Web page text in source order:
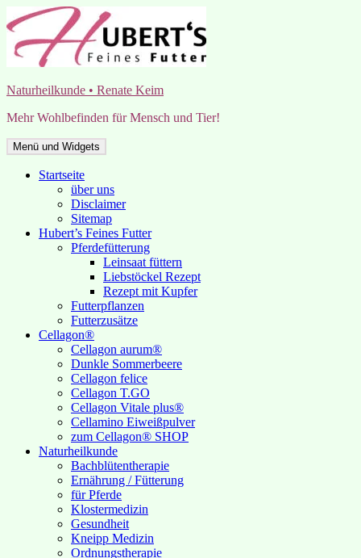
Zum
Inhalt
springen
Naturheilkunde • Renate Keim
Mehr Wohlbefinden für Mensch und Tier!
Menü und Widgets
Startseite
über uns
Disclaimer
Sitemap
Hubert’s Feines Futter
Pferdefütterung
Leinsaat füttern
Liebstöckel Rezept
Rezept mit Kupfer
Futterpflanzen
Futterzusätze
Cellagon®
Cellagon aurum®
Dunkle Sommerbeere
Cellagon felice
Cellagon T.GO
Cellagon Vitale plus®
Cellamino Eiweißpulver
zum Cellagon® SHOP
Naturheilkunde
Bachblütentherapie
Ernährung / Fütterung
für Pferde
Klostermedizin
Gesundheit
Kneipp Medizin
Ordnungstherapie